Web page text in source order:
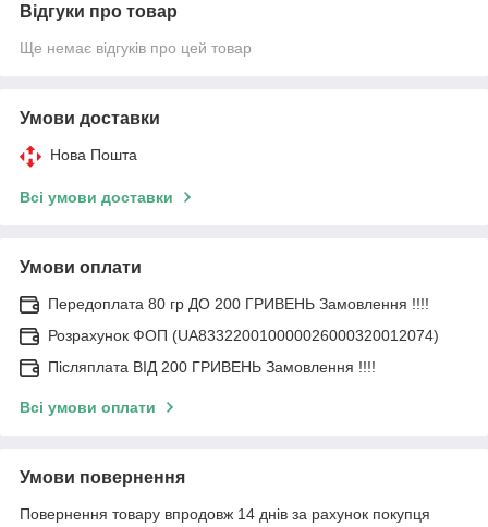
Відгуки про товар
Ще немає відгуків про цей товар
Умови доставки
Нова Пошта
Всі умови доставки
Умови оплати
Передоплата 80 гр ДО 200 ГРИВЕНЬ Замовлення !!!!
Розрахунок ФОП (UA833220010000026000320012074)
Післяплата ВІД 200 ГРИВЕНЬ Замовлення !!!!
Всі умови оплати
Умови повернення
Повернення товару впродовж 14 днів за рахунок покупця